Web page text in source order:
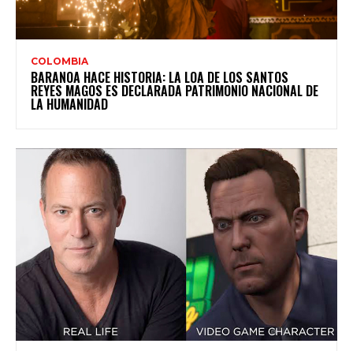
COLOMBIA
BARANOA HACE HISTORIA: LA LOA DE LOS SANTOS
REYES MAGOS ES DECLARADA PATRIMONIO NACIONAL DE
LA HUMANIDAD